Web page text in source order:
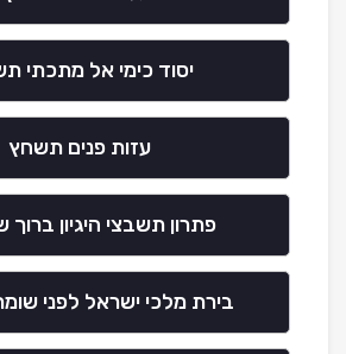
יסוד כימי אל מתכתי
עזות פנים תשחץ
פתרון תשבצי היגיון ברוך
בירת מלכי ישראל לפני